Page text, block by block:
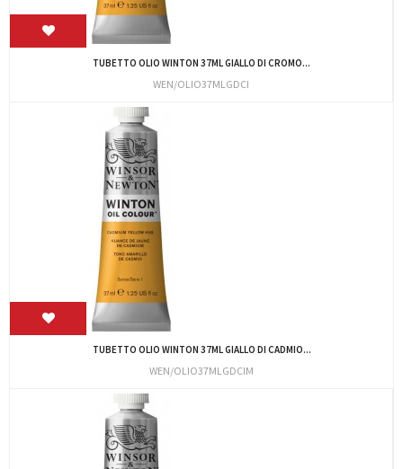
TUBETTO OLIO WINTON 37ML GIALLO DI CROMO...
WEN/OLIO37MLGDCI
TUBETTO OLIO WINTON 37ML GIALLO DI CADMIO...
WEN/OLIO37MLGDCIM